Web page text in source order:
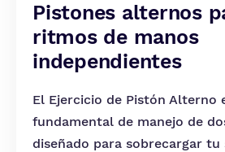
Pistones alternos
ritmos de manos
independientes
El Ejercicio de Pistón Alterno
fundamental de manejo de
diseñado para sobrecargar tu